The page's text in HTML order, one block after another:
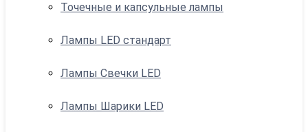
Точечные и капсульные лампы
Лампы LED стандарт
Лампы Свечки LED
Лампы Шарики LED